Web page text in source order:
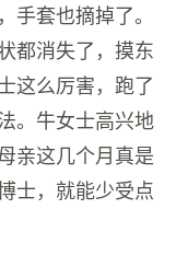
手套也摘掉了。
都消失了，摸东
这么厉害，跑了
。牛女士高兴地
亲这几个月真是
士，就能少受点